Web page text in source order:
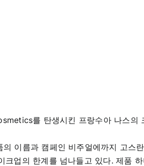
를 탄생시킨 프랑수아 나스
이름과 캠페인 비주얼에까지 고스
업의 한계를 넘나들고 있다. 제품